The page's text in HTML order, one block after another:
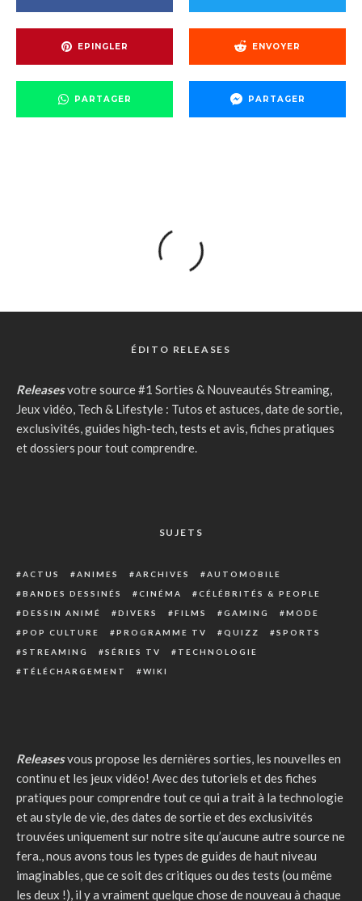
EPINGLER ENVOYER
PARTAGER PARTAGER
ÉDITO RELEASES
Releasesvotre source #1 Sorties & Nouveautés Streaming,
Jeux vidéo, Tech & Lifestyle : Tutos et astuces, date de sortie,
exclusivités, guides high-tech, tests et avis, fiches pratiques
et dossiers pour tout comprendre.
SUJETS
ACTUS ANIMES ARCHIVES
AUTOMOBILE
BANDES DESSINÉS
CINÉMA
CÉLÉBRITÉS & PEOPLE
DESSIN ANIMÉ
DIVERS FILMS GAMING
MODE
POP CULTURE
PROGRAMME TV QUIZZ
SPORTS
STREAMING
SÉRIES TV
TECHNOLOGIE
TÉLÉCHARGEMENT
WIKI
Releasesvous propose les dernières sorties, les nouvelles en
continu et les jeux vidéo! Avec des tutoriels et des fiches
pratiques pour comprendre tout ce qui a trait à la technologie
et au style de vie, des dates de sortie et des exclusivités
trouvées uniquement sur notre site qu’aucune autre source ne
fera., nous avons tous les types de guides de haut niveau
imaginables, que ce soit des critiques ou des tests (ou même
les deux !), il y a vraiment quelque chose de nouveau à chaque